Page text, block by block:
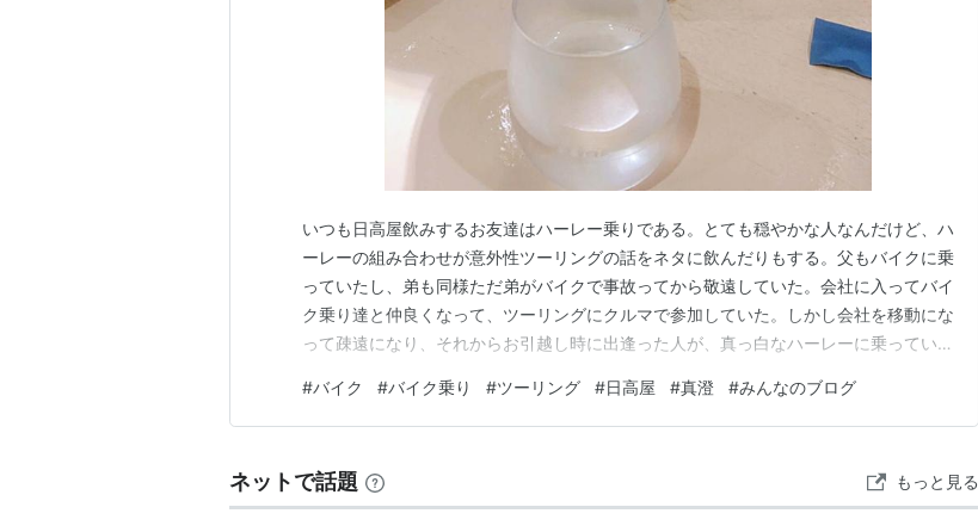
いつも日高屋飲みするお友達はハーレー乗りである。とても穏やかな人なんだけど、ハ
ーレーの組み合わせが意外性ツーリングの話をネタに飲んだりもする。父もバイクに乗
っていたし、弟も同様ただ弟がバイクで事故ってから敬遠していた。会社に入ってバイ
ク乗り達と仲良くなって、ツーリングにクルマで参加していた。しかし会社を移動にな
って疎遠になり、それからお引越し時に出逢った人が、真っ白なハーレーに乗っていた
リで売ったら、かなりヤバイクレーマーに当たって苦労したことがあったな。マジでコ
コロ折れた出来事だった。メルカリ事務局に感謝ってことで…
#バイク #バイク乗り #ツーリング #日高屋 #真澄 #みんなのブログ
ネットで話題 もっと見る